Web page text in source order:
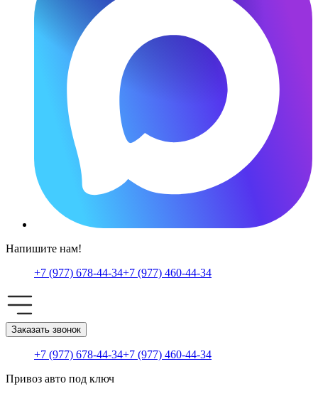
Напишите нам!
+7 (977) 678-44-34+7 (977) 460-44-34
Заказать звонок
+7 (977) 678-44-34+7 (977) 460-44-34
Привоз авто под ключ